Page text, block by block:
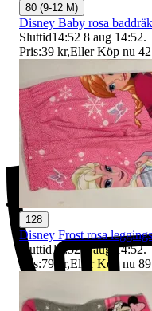
Ersättning om du inte
80 (9-12 M)
Disney Baby rosa
Sluttid14:52 8 aug 14:52.
Pris:39 kr,Eller Köp nu
128
Disney Frost rosa
Sluttid14:52 8 aug 14:52.
Pris:79 kr,Eller Köp nu